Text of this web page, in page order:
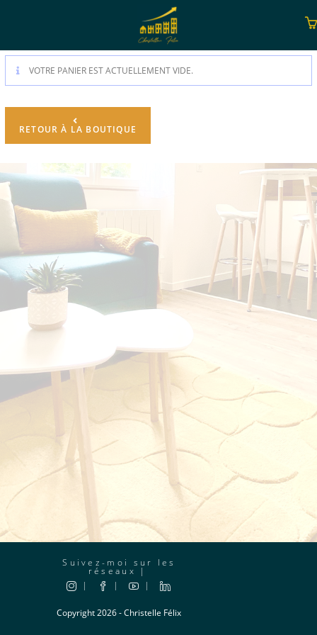
VOTRE PANIER EST ACTUELLEMENT VIDE.
RETOUR À LA BOUTIQUE
Suivez-moi sur les
réseaux
Copyright 2026 - Christelle Félix